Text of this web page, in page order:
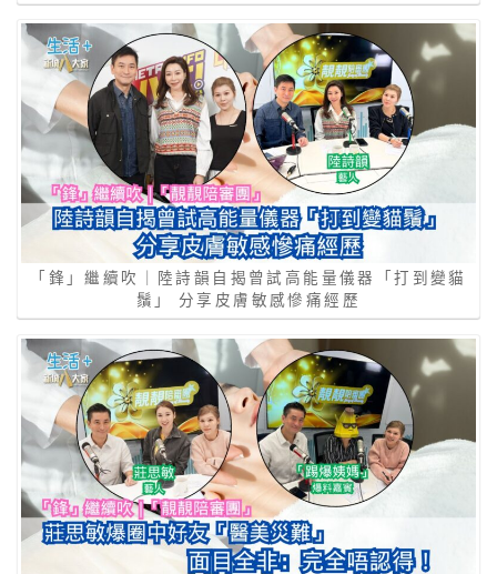
「鋒」繼續吹｜陸詩韻自揭曾試高能量儀器「打到變貓
鬚」 分享皮膚敏感慘痛經歷